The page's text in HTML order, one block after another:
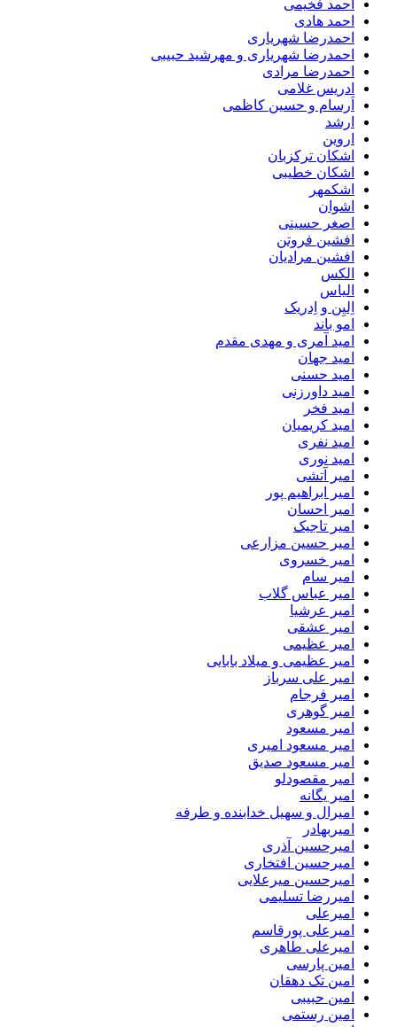
احمد فخیمی
احمد هادی
احمدرضا شهریاری
احمدرضا شهریاری و مهرشید حبیبی
احمدرضا مرادی
ادریس غلامی
اَرسام و حسین کاظمی
ارشد
اروین
اشکان ترکزبان
اشکان خطیبی
اشکمهر
اشوان
اصغر حسینی
افشین فروتن
افشین مرادیان
الکس
الیاس
اِلیِن و اِدریک
امو باند
امید آمری و مهدی مقدم
امید جهان
امید حسنی
امید داورزنی
امید فخر
امید کریمیان
امید نفری
امید نوری
امیر آتشی
امیر ابراهیم پور
امیر احسان
امیر تاجیک
امیر حسین مزارعی
امیر خسروی
امیر سام
امیر عباس گلاب
امیر عرشیا
امیر عشقی
امیر عظیمی
امیر عظیمی و میلاد بابایی
امیر علی سرباز
امیر فرجام
امیر گوهری
امیر مسعود
امیر مسعود امیری
امیر مسعود صدیق
امیر مقصودلو
امیر یگانه
امیرال و سهیل خدابنده و طرفه
امیربهادر
امیرحسین آذری
امیرحسین افتخاری
امیرحسین میرعلایی
امیررضا تسلیمی
امیرعلی
امیرعلی پورقاسم
امیرعلی طاهری
امین پارسی
امین تک دهقان
امین حبیبی
امین رستمی